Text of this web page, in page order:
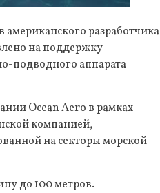
американского разработчика
на поддержку
подводного аппарата
Ocean Aero в рамках
компанией,
на секторы морской
до 100 метров.